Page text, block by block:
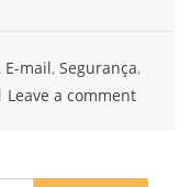
, E-mail, Segurança,
Leave a comment